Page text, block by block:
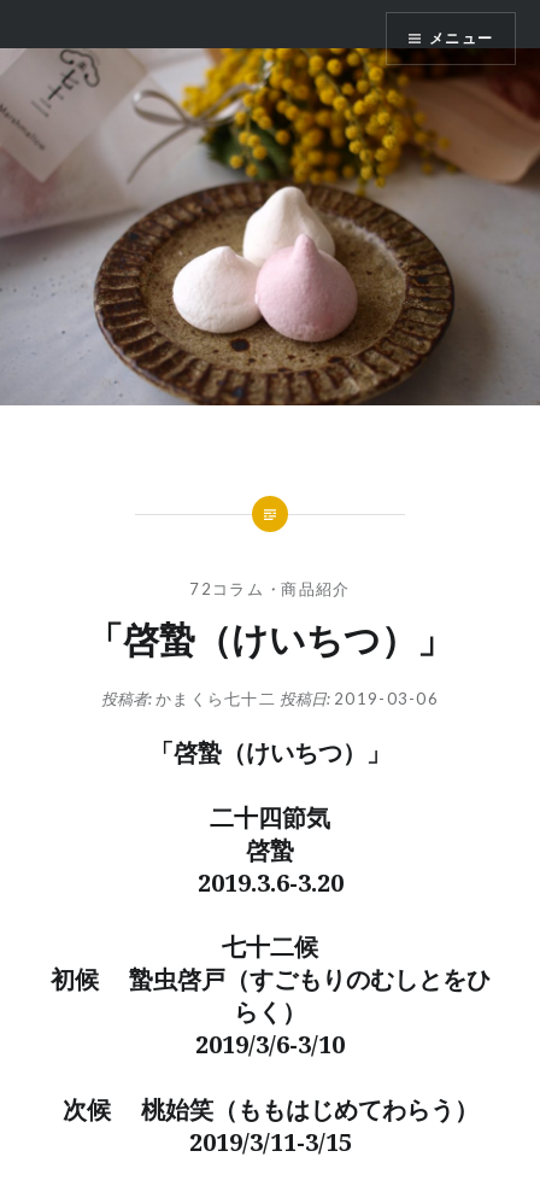
ン
テ
ン
へ
ッ
プ
かまくら七十二 メニュー
72コラム ・商品紹介
「啓蟄（けいちつ）」
投稿者:かまくら七十二 投稿日: 2019-03-06
「啓蟄（けいちつ）」
二十四節気
啓蟄
2019.3.6-3.20
七十二候
初候 蟄虫啓戸（すごもりのむしとをひ
らく）
2019/3/6-3/10
次候 桃始笑（ももはじめてわらう）
2019/3/11-3/15